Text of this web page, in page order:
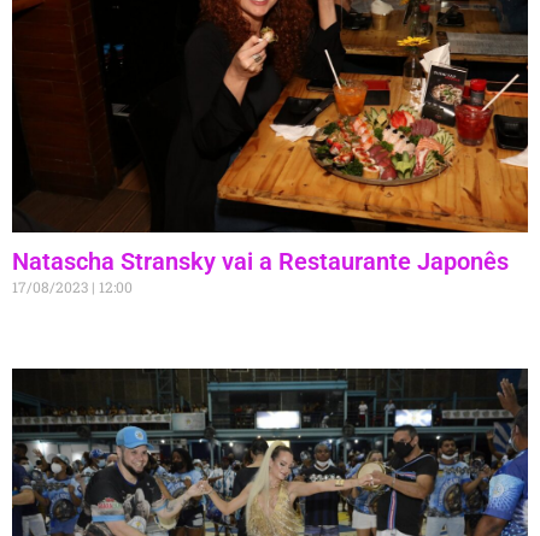
Natascha Stransky vai a Restaurante Japonês
17/08/2023 12:00